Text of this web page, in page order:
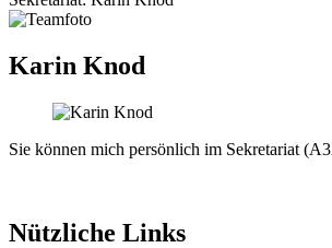
Karin Knod
Sie können mich persönlich im Sekretariat
Nützliche Links